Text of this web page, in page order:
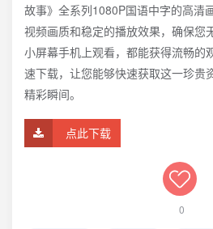
故事》全系列1080P国语中字的高清
视频画质和稳定的播放效果，确保您
小屏幕手机上观看，都能获得流畅的
速下载，让您能够快速获取这一珍贵
精彩瞬间。
点此下载
0